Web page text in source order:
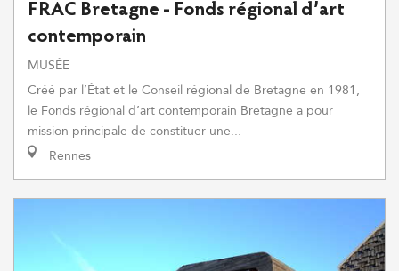
FRAC Bretagne - Fonds régional d’art
contemporain
MUSÉE
Créé par l’État et le Conseil régional de Bretagne en 1981,
le Fonds régional d’art contemporain Bretagne a pour
mission principale de constituer une...
Rennes